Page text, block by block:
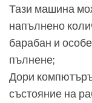
Тази машина
напълнено
барабан и
пълнене;
Дори
състояние на